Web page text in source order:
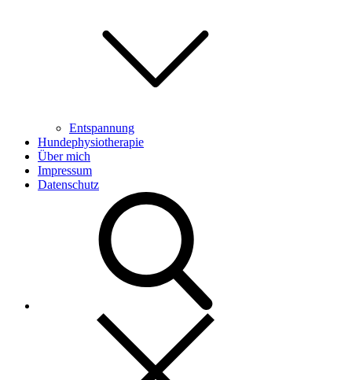
Entspannung
Hundephysiotherapie
Über mich
Impressum
Datenschutz